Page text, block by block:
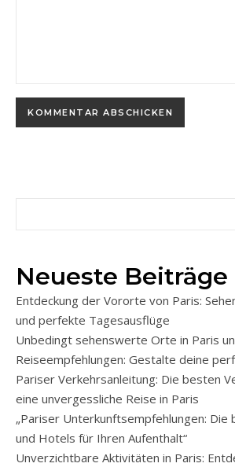
Neueste Beiträge
Entdeckung der Vororte von Paris:
und perfekte Tagesausflüge
Unbedingt sehenswerte Orte in Paris
Reiseempfehlungen: Gestalte deine
Pariser Verkehrsanleitung: Die besten
eine unvergessliche Reise in Paris
„Pariser Unterkunftsempfehlungen: Die
und Hotels für Ihren Aufenthalt“
Unverzichtbare Aktivitäten in Paris: